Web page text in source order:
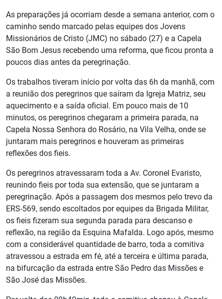
As preparações já ocorriam desde a semana anterior, com o
caminho sendo marcado pelas equipes dos Jovens
Missionários de Cristo (JMC) no sábado (27) e a Capela
São Bom Jesus recebendo uma reforma, que ficou pronta a
poucos dias antes da peregrinação.
Os trabalhos tiveram início por volta das 6h da manhã, com
a reunião dos peregrinos que saíram da Igreja Matriz, seu
aquecimento e a saída oficial. Em pouco mais de 10
minutos, os peregrinos chegaram a primeira parada, na
Capela Nossa Senhora do Rosário, na Vila Velha, onde se
juntaram mais peregrinos e houveram as primeiras
reflexões dos fieis.
Os peregrinos atravessaram toda a Av. Coronel Evaristo,
reunindo fieis por toda sua extensão, que se juntaram a
peregrinação. Após a passagem dos mesmos pelo trevo da
ERS-569, sendo escoltados por equipes da Brigada Militar,
os fieis fizeram sua segunda parada para descanso e
reflexão, na região da Esquina Mafalda. Logo após, mesmo
com a considerável quantidade de barro, toda a comitiva
atravessou a estrada em fé, até a terceira e última parada,
na bifurcação da estrada entre São Pedro das Missões e
São José das Missões.